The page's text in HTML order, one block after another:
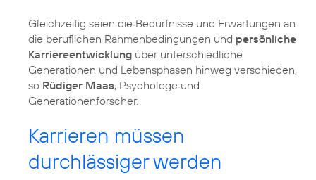
Gleichzeitig seien die Bedürfnisse und Erwartungen an
die beruflichen Rahmenbedingungen und persönliche
Karriereentwicklung über unterschiedliche
Generationen und Lebensphasen hinweg verschieden,
so Rüdiger Maas, Psychologe und
Generationenforscher.
Karrieren müssen
durchlässiger werden